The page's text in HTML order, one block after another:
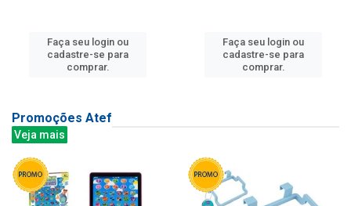
Faça seu login ou
cadastre-se para
comprar.
Faça seu login ou
cadastre-se para
comprar.
Promoções Atef
Veja mais